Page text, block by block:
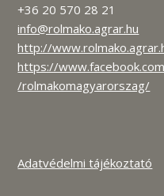
+36 20 570 28 21
info@rolmako.agrar.hu
http://
https://www.facebook.com
/rolmakomagyarorszag/
Adatvédelmi tájékoztató